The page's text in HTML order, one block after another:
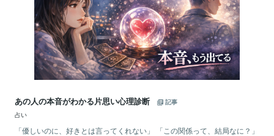
あの人の本音がわかる片思い心理診断
記事
占い
「優しいのに、好きとは言ってくれない」 「この関係って、結局なに？」